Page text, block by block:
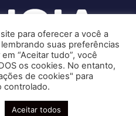
especializadas | CRC RJ
O-7
para oferecer a você a
suas preferências
“Aceitar tudo”, você
os cookies. No entanto,
de cookies" para
controlado.
Aceitar todos
de ajuda?